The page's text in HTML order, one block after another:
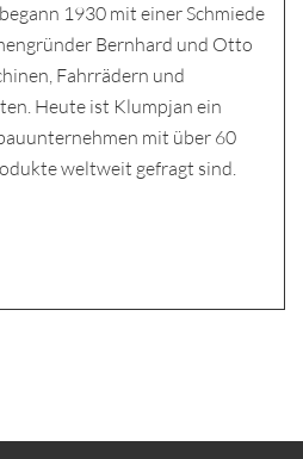
1930 mit einer Schmiede
Bernhard und Otto
Fahrrädern und
Heute ist Klumpjan ein
mit über 60
weltweit gefragt sind.